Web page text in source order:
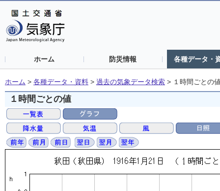
ホーム 防災情報 各種データ・
ホーム > 各種データ・資料 > 過去の気象データ検索 > １時間ごとの
１時間ごとの値